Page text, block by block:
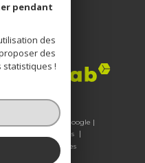
powered by Google |
Mentions légales
RGPD Cookies
pendant
des
des
!